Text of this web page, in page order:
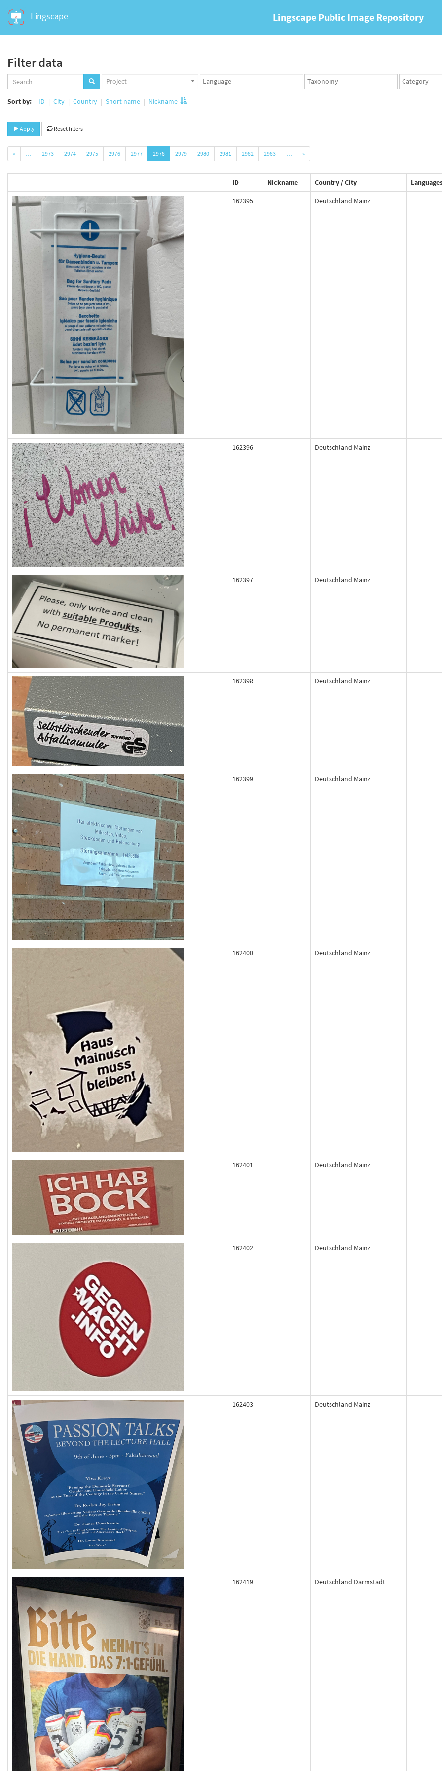
Lingscape Lingscape Public Image Repository
Filter data
Projects
set
Project
Languages
set
Taxonomy
set
Taxonomy
term
Sort by: ID City Country Short name Nickname
Apply Reset filters
« … 2973 2974 2975 2976 2977 2978 2979 2980 2981 2982 2983 … »
ID Nickname Country / City Languages
162395 Deutschland Mainz
162396 Deutschland Mainz
162397 Deutschland Mainz
162398 Deutschland Mainz
162399 Deutschland Mainz
162400 Deutschland Mainz
162401 Deutschland Mainz
162402 Deutschland Mainz
162403 Deutschland Mainz
162419 Deutschland Darmstadt